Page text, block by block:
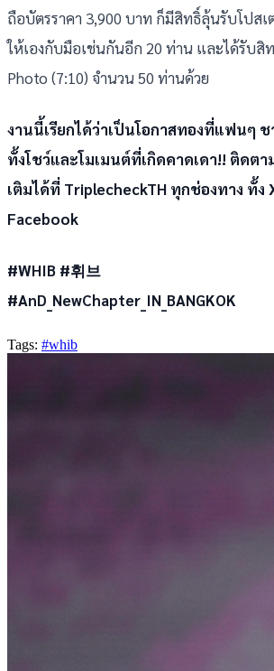
ถือบัตรราคา 3,900 บาท ก็มีสิทธิ์ลุ้นรับโปส
ให้เองกับมือเช่นกันอีก 20 ท่าน และได้รับสิ
Photo (7:10) จำนวน 50 ท่านด้วย
งานนี้เรียกได้ว่าเป็นโอกาสทองที่แฟนๆ ช
ทั้งโชว์และโมเมนต์ที่เกิดคาดเดา!! ติดตา
เติมได้ที่ TriplecheckTH ทุกช่องทาง ทั้ง
Facebook
#WHIB #휘브
#AnD_NewChapter_IN_BANGKOK
Tags: #whib